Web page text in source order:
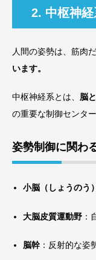
2. 中枢神
人間の姿勢は、筋肉
います。
中枢神経系とは、 脳
の重要な制御センター
姿勢制御に関わ
小脳（しょうのう）
大脳皮質運動野 ：
脳幹 ：反射的な姿